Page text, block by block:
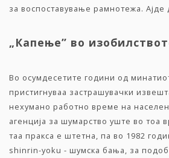
за воспоставување рамнотежа. Ајде
„Капење” во
Во осумдесетите години од
пристигнуваа застрашувачки
нехумано работно време на
агенција за шумарство уште во тоа
таа пракса е штетна, па во 1982
shinrin-yoku - шумска бања, за